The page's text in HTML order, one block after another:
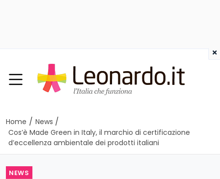
Home / News /
Cos’è Made Green in Italy, il marchio di certificazione
d’eccellenza ambientale dei prodotti italiani
NEWS
×